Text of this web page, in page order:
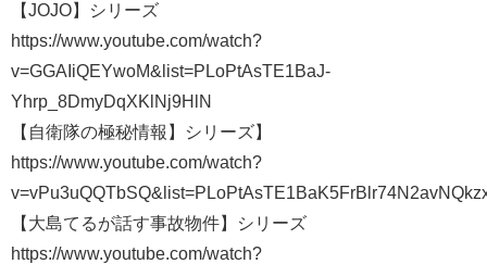
【JOJO】シリーズ
https://www.youtube.com/watch?
v=GGAIiQEYwoM&list=PLoPtAsTE1BaJ-
Yhrp_8DmyDqXKlNj9HlN
【自衛隊の極秘情報】シリーズ】
https://www.youtube.com/watch?
【大島てるが話す事故物件】シリーズ
https://www.youtube.com/watch?